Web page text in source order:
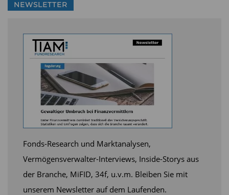
NEWSLETTER
Fonds-Research und Marktanalysen,
Vermögensverwalter-Interviews, Inside-Storys aus
der Branche, MiFID, 34f, u.v.m. Bleiben Sie mit
unserem Newsletter auf dem Laufenden.